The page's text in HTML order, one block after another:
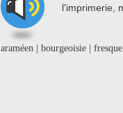
l'imprimerie,
araméen | bourgeoisie |